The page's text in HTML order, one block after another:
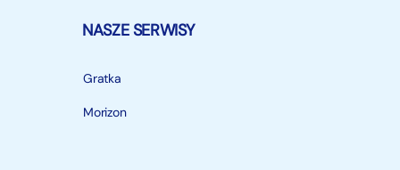
NASZE SERWISY
Gratka
Morizon